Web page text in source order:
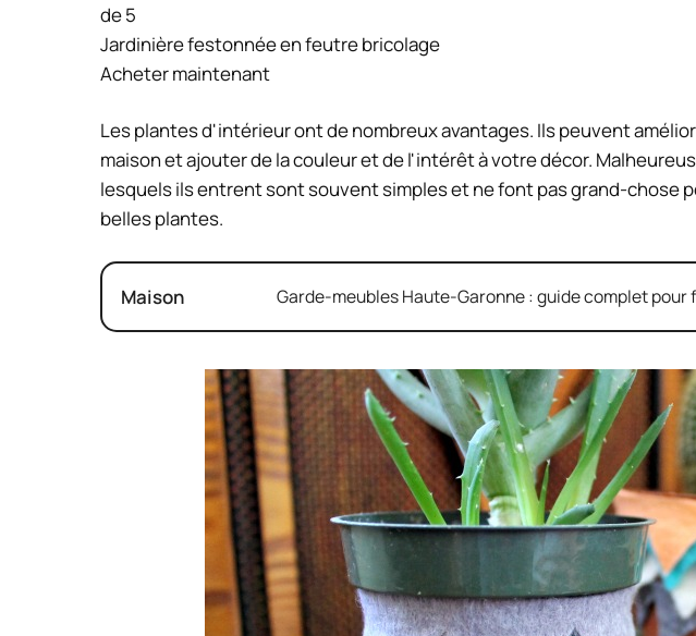
de 5
Jardinière festonnée en feutre bricolage
Acheter maintenant
Les plantes d'intérieur ont de nombreux avantages. Ils peuvent
maison et ajouter de la couleur et de l'intérêt à votre décor.
lesquels ils entrent sont souvent simples et ne font pas grand-chose
belles plantes.
Maison Garde-meubles Haute-Garonne : guide complet pour